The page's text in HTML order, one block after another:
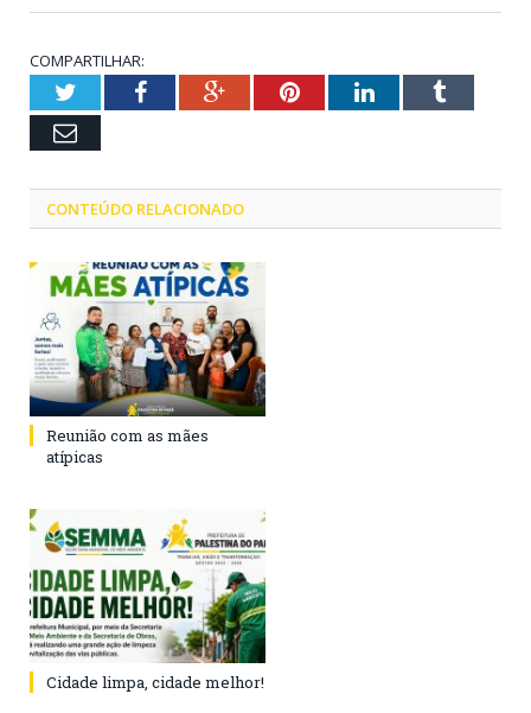
COMPARTILHAR:
TwitterFacebookGoogle+PinterestLinkedInTumblr
Email
CONTEÚDO RELACIONADO
Reunião com as mães
atípicas
Cidade limpa, cidade melhor!